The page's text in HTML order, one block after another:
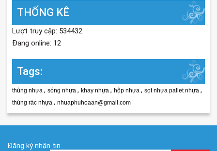
THỐNG KÊ
Lượt truy cập: 534432
Đang online: 12
Tags:
thùng nhựa , sóng nhựa , khay nhựa , hộp nhựa , sọt nhựa pallet nhựa ,
thùng rác nhựa , nhuaphuhoaan@gmail.com
Đăng ký nhận tin